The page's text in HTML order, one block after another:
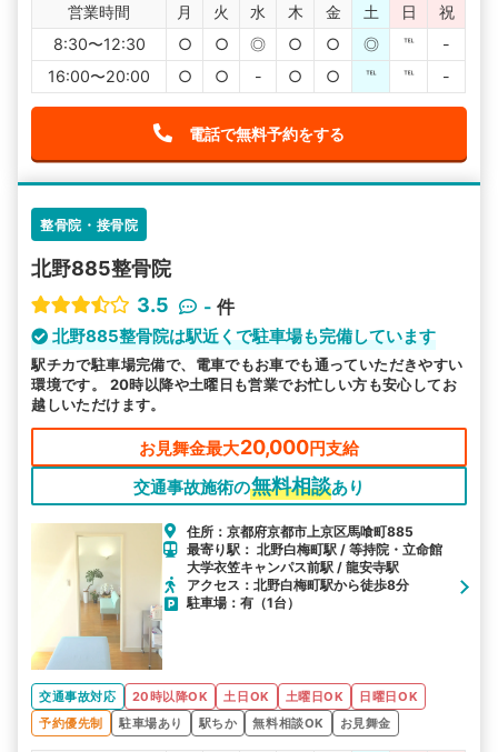
営業時間 月 火 水 木 金 土 日
祝
8:30〜12:30
○ ○ ◎ ○ ○ ◎ ℡
-
16:00〜20:00
○ ○ - ○ ○ ℡ ℡ -
電話で無料予約をする
整骨院・接骨院
北野885整骨院
3.5
- 件
北野885整骨院は駅近くで駐車場も完備しています
駅チカで駐車場完備で、電車でもお車でも通っていただきやすい
環境です。 20時以降や土曜日も営業でお忙しい方も安心してお
越しいただけます。
お見舞金最大20,000円支給
交通事故施術の無料相談あり
住所：京都府京都市上京区馬喰町885
最寄り駅： 北野白梅町駅 / 等持院・立命館
大学衣笠キャンパス前駅 / 龍安寺駅
アクセス：北野白梅町駅から徒歩8分
駐車場：有（1台）
交通事故対応 20時以降OK 土日OK 土曜日OK
日曜日OK
予約優先制
駐車場あり 駅ちか 無料相談OK お見舞金